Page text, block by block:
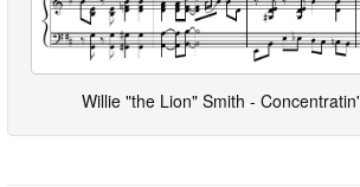
Willie "the Lion" Smith - Concentratin'